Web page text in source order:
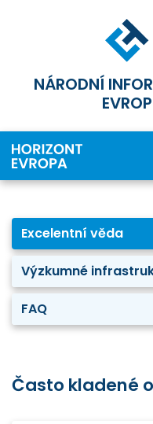
NÁRODNÍ
Excelentní věda
Výzkumné
FAQ
Často kladené